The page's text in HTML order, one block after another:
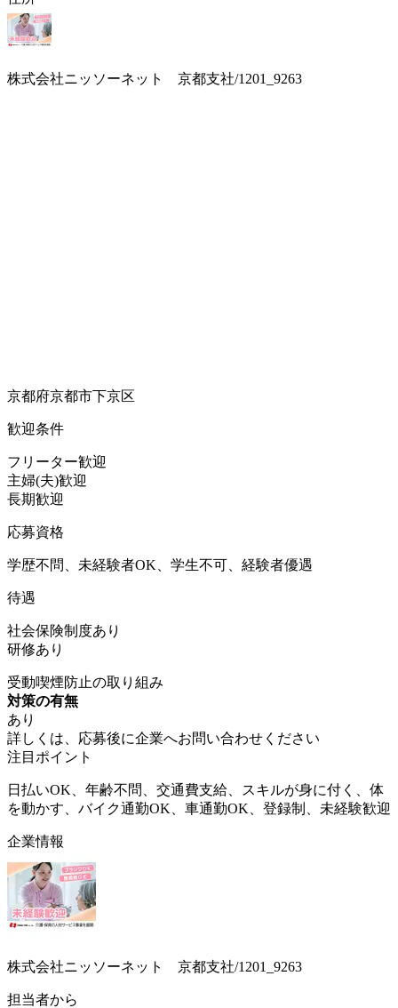
株式会社ニッソーネット 京都支社/1201_9263
京都府京都市下京区
歓迎条件
フリーター歓迎
主婦(夫)歓迎
長期歓迎
応募資格
学歴不問、未経験者OK、学生不可、経験者優遇
待遇
社会保険制度あり
研修あり
受動喫煙防止の取り組み
対策の有無
あり
詳しくは、応募後に企業へお問い合わせください
注目ポイント
日払いOK、年齢不問、交通費支給、スキルが身に付く、体
を動かす、バイク通勤OK、車通勤OK、登録制、未経験歓迎
企業情報
株式会社ニッソーネット 京都支社/1201_9263
担当者から